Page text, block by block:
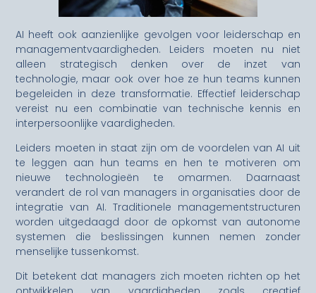
AI heeft ook aanzienlijke gevolgen voor leiderschap en
managementvaardigheden. Leiders moeten nu niet
alleen strategisch denken over de inzet van
technologie, maar ook over hoe ze hun teams kunnen
begeleiden in deze transformatie. Effectief leiderschap
vereist nu een combinatie van technische kennis en
interpersoonlijke vaardigheden.
Leiders moeten in staat zijn om de voordelen van AI uit
te leggen aan hun teams en hen te motiveren om
nieuwe technologieën te omarmen. Daarnaast
verandert de rol van managers in organisaties door de
integratie van AI. Traditionele managementstructuren
worden uitgedaagd door de opkomst van autonome
systemen die beslissingen kunnen nemen zonder
menselijke tussenkomst.
Dit betekent dat managers zich moeten richten op het